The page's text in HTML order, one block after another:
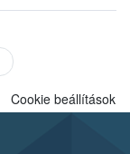
Cookie beállítások